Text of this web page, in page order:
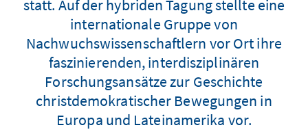
statt. Auf der hybriden Tagung stellte eine
internationale Gruppe von
Nachwuchswissenschaftlern vor Ort ihre
faszinierenden, interdisziplinären
Forschungsansätze zur Geschichte
christdemokratischer Bewegungen in
Europa und Lateinamerika vor.